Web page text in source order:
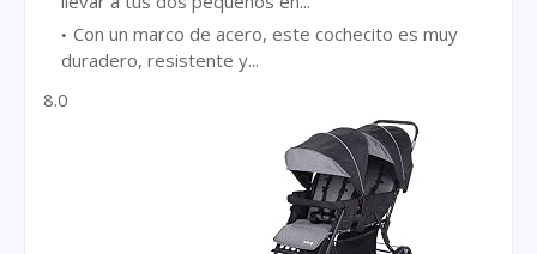
Con un marco de acero, este cochecito es muy
duradero, resistente y...
8.0